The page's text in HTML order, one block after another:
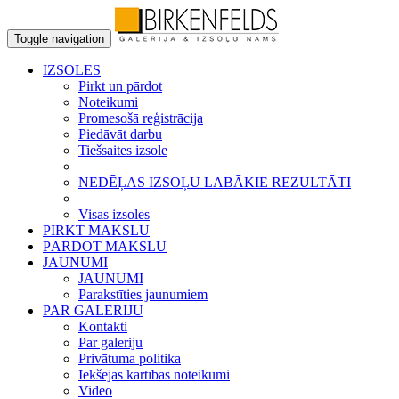
Toggle navigation
IZSOLES
Pirkt un pārdot
Noteikumi
Promesošā reģistrācija
Piedāvāt darbu
Tiešsaites izsole
NEDĒĻAS IZSOĻU LABĀKIE REZULTĀTI
Visas izsoles
PIRKT MĀKSLU
PĀRDOT MĀKSLU
JAUNUMI
JAUNUMI
Parakstīties jaunumiem
PAR GALERIJU
Kontakti
Par galeriju
Privātuma politika
Iekšējās kārtības noteikumi
Video